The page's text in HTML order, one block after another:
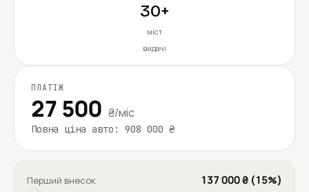
30+
міст
видачі
ПЛАТІЖ
27 500 ₴/міс
Повна ціна авто: 908 000 ₴
Перший внесок 137 000 ₴ (15%)